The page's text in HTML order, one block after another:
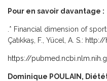
Pour en savoir davantage :
.* Financial dimension of
Çatıkkaş, F., Yücel, A. S.: http://
https://
Dominique POULAIN,